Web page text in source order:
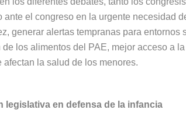
el congreso en la urgente necesidad
generar alertas tempranas para entornos
los alimentos del PAE, mejor acceso a
afectan la salud de los menores.
legislativa en defensa de la infancia